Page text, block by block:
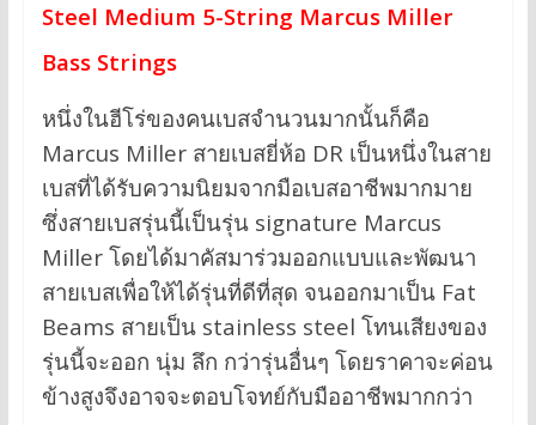
Steel Medium 5-String Marcus Miller
Bass Strings
หนึ่งในฮีโร่ของคนเบสจำนวนมากนั้นก็คือ
Marcus Miller สายเบสยี่ห้อ DR เป็นหนึ่งในสาย
เบสที่ได้รับความนิยมจากมือเบสอาชีพมากมาย
ซึ่งสายเบสรุ่นนี้เป็นรุ่น signature Marcus
Miller โดยได้มาคัสมาร่วมออกแบบและพัฒนา
สายเบสเพื่อให้ได้รุ่นที่ดีที่สุด จนออกมาเป็น Fat
Beams สายเป็น stainless steel โทนเสียงของ
รุ่นนี้จะออก นุ่ม ลึก กว่ารุ่นอื่นๆ โดยราคาจะค่อน
ข้างสูงจึงอาจจะตอบโจทย์กับมืออาชีพมากกว่า